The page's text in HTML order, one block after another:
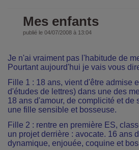
Mes enfants
publié le 04/07/2008 à 13:04
Je n'ai vraiment pas l'habitude de
Pourtant aujourd'hui je vais vous
Fille 1 : 18 ans, vient d'être admise
d'études de lettres) dans une des
18 ans d'amour, de complicité et de
une fille sensible et bosseuse.
Fille 2 : rentre en première ES,
un projet derrière : avocate. 16 ans
dynamique, enjouée, coquine et